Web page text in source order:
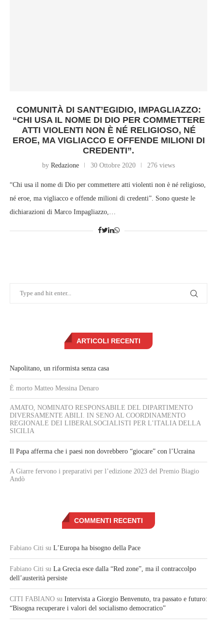
COMUNITÀ DI SANT’EGIDIO, IMPAGLIAZZO:
“CHI USA IL NOME DI DIO PER COMMETTERE
ATTI VIOLENTI NON È NÉ RELIGIOSO, NÉ
EROE, MA VIGLIACCO E OFFENDE MILIONI DI
CREDENTI”.
by Redazione 30 Ottobre 2020 276 views
“Chi usa il nome di Dio per commettere atti violenti non è né religioso,
né eroe, ma vigliacco e offende milioni di credenti”. Sono queste le
dichiarazioni di Marco Impagliazzo,…
ARTICOLI RECENTI
Napolitano, un riformista senza casa
È morto Matteo Messina Denaro
AMATO, NOMINATO RESPONSABILE DEL DIPARTIMENTO
DIVERSAMENTE ABILI. IN SENO AL COORDINAMENTO
REGIONALE DEI LIBERALSOCIALISTI PER L’ITALIA DELLA
SICILIA
Il Papa afferma che i paesi non dovrebbero “giocare” con l’Ucraina
A Giarre fervono i preparativi per l’edizione 2023 del Premio Biagio
Andò
COMMENTI RECENTI
Fabiano Citi su L’Europa ha bisogno della Pace
Fabiano Citi su La Grecia esce dalla “Red zone”, ma il contraccolpo
dell’austerità persiste
CITI FABIANO su Intervista a Giorgio Benvenuto, tra passato e futuro:
“Bisogna recuperare i valori del socialismo democratico”